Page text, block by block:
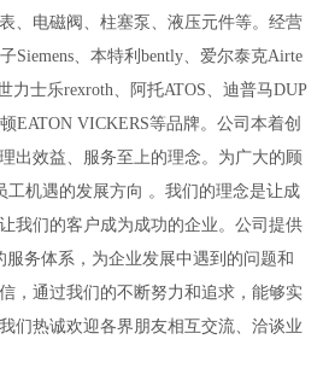
、电磁阀、柱塞泵、液压元件等。经营
Siemens、本特利bently、爱尔泰克Airte
力士乐rexroth、阿托ATOS、迪普马DUP
EATON VICKERS等品牌。公司本着创
出效益、服务至上的理念。为广大的顾
工机遇的发展方向 。我们的理念是让成
我们的客户成为成功的企业。公司提供
务体系，为企业发展中遇到的问题和
，通过我们的不断努力和追求，能够实
们热诚欢迎各界朋友相互交流、洽谈业